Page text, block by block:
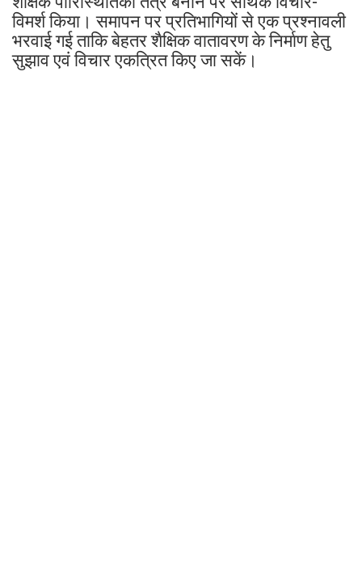
विमर्श किया। समापन पर प्रतिभागियों से एक प्रश्नावली
भरवाई गई ताकि बेहतर शैक्षिक वातावरण के निर्माण हेतु
सुझाव एवं विचार एकत्रित किए जा सकें।